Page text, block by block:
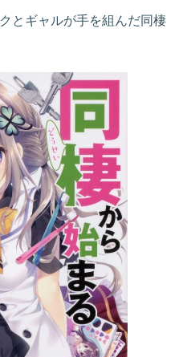
とギャルが手を組んだ同棲